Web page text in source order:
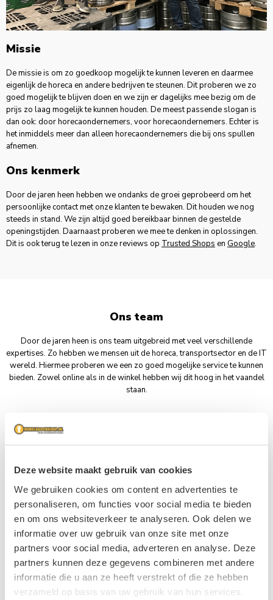
Deze website maakt gebruik van cookies
We gebruiken cookies om content en advertenties te
personaliseren, om functies voor social media te bieden
en om ons websiteverkeer te analyseren. Ook delen we
informatie over uw gebruik van onze site met onze
partners voor social media, adverteren en analyse. Deze
partners kunnen deze gegevens combineren met andere
informatie die u aan ze heeft verstrekt of die ze hebben
verzameld op basis van uw gebruik van hun services.
Missie
De missie is om zo goedkoop mogelijk te kunnen leveren en daarmee
eigenlijk de horeca en andere bedrijven te steunen. Dit proberen we zo
goed mogelijk te blijven doen en we zijn er dagelijks mee bezig om de
prijs zo laag mogelijk te kunnen houden. De meest passende slogan is
dan ook: door horecaondernemers, voor horecaondernemers. Echter is
het inmiddels meer dan alleen horecaondernemers die bij ons spullen
afnemen.
Ons kenmerk
Door de jaren heen hebben we ondanks de groei geprobeerd om het
persoonlijke contact met onze klanten te bewaken. Dit houden we nog
steeds in stand. We zijn altijd goed bereikbaar binnen de gestelde
openingstijden. Daarnaast proberen we mee te denken in oplossingen.
Dit is ook terug te lezen in onze reviews op Trusted Shops en Google.
Ons team
Door de jaren heen is ons team uitgebreid met veel verschillende
expertises. Zo hebben we mensen uit de horeca, transportsector en de IT
wereld. Hiermee proberen we een zo goed mogelijke service te kunnen
bieden. Zowel online als in de winkel hebben wij dit hoog in het vaandel
staan.
Es
er
Jer
n
He
nd
Da
ve